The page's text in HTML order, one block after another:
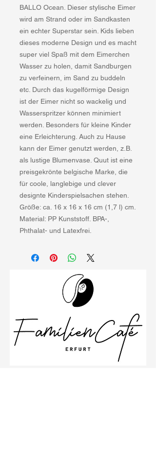
BALLO Ocean. Dieser stylische Eimer
wird am Strand oder im Sandkasten
ein echter Superstar sein. Kids lieben
dieses moderne Design und es macht
super viel Spaß mit dem Eimerchen
Wasser zu holen, damit Sandburgen
zu verfeinern, im Sand zu buddeln
etc. Durch das kugelförmige Design
ist der Eimer nicht so wackelig und
Wasserspritzer können minimiert
werden. Besonders für kleine Kinder
eine Erleichterung. Auch zu Hause
kann der Eimer genutzt werden, z.B.
als lustige Blumenvase. Quut ist eine
preisgekrönte belgische Marke, die
für coole, langlebige und clever
designte Kinderspielsachen stehen.
Größe: ca. 16 x 16 x 16 cm (1,7 l) cm.
Material: PP Kunststoff. BPA-,
Phthalat- und Latexfrei.